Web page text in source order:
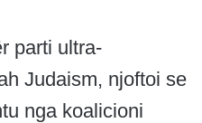
parti ultra-
Judaism, njoftoi se
nga koalicioni